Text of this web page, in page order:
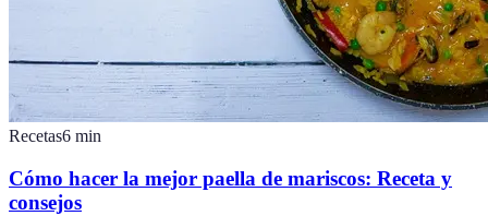
Recetas6 min
Cómo hacer la mejor paella de mariscos: Receta y
consejos